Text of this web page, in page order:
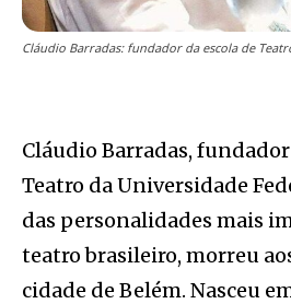
Cláudio Barradas: fundador da escola de
Cláudio Barradas, fundador
Teatro da Universidade
das personalidades mais
teatro brasileiro, morreu
cidade de Belém. Nasceu